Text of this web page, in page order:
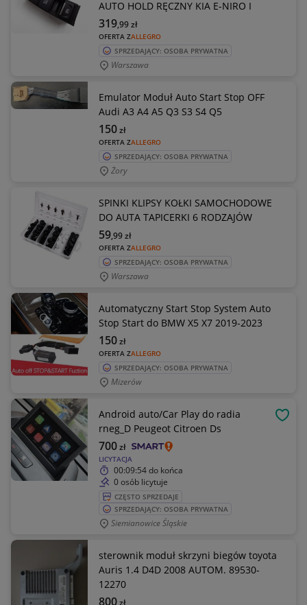
AUTO HOLD RĘCZNY KIA E-NIRO I
OFERTA ZALLEGRO
319,99zł
SPRZEDAJĄCY: OSOBA PRYWATNA
Warszawa
Emulator Moduł Auto Start Stop OFF
Audi A3 A4 A5 Q3 S3 S4 Q5
OFERTA ZALLEGRO
150zł
SPRZEDAJĄCY: OSOBA PRYWATNA
Żory
SPINKI KLIPSY KOŁKI SAMOCHODOWE
DO AUTA TAPICERKI 6 RODZAJÓW
OFERTA ZALLEGRO
59,99zł
SPRZEDAJĄCY: OSOBA PRYWATNA
Warszawa
Automatyczny Start Stop System Auto
Stop Start do BMW X5 X7 2019-2023
OFERTA ZALLEGRO
150zł
SPRZEDAJĄCY: OSOBA PRYWATNA
Mizerów
Android auto/Car Play do radia
rneg_D Peugeot Citroen Ds
LICYTACJA
700zł
00:09:54do końca
0 osób licytuje
CZĘSTO SPRZEDAJE
SPRZEDAJĄCY: OSOBA PRYWATNA
Siemianowice Śląskie
sterownik moduł skrzyni biegów toyota
Auris 1.4 D4D 2008 AUTOM. 89530-
12270
800zł